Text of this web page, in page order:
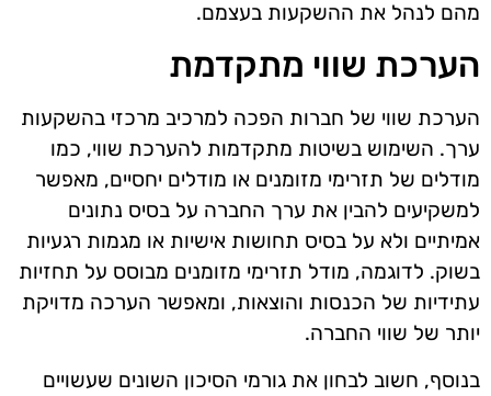
מהם לנהל את ההשקעות בעצמם.
הערכת שווי מתקדמת
הערכת שווי של חברות הפכה למרכיב מרכזי בהשקעות
ערך. השימוש בשיטות מתקדמות להערכת שווי, כמו
מודלים של תזרימי מזומנים או מודלים יחסיים, מאפשר
למשקיעים להבין את ערך החברה על בסיס נתונים
אמיתיים ולא על בסיס תחושות אישיות או מגמות רגעיות
בשוק. לדוגמה, מודל תזרימי מזומנים מבוסס על תחזיות
עתידיות של הכנסות והוצאות, ומאפשר הערכה מדויקת
יותר של שווי החברה.
בנוסף, חשוב לבחון את גורמי הסיכון השונים שעשויים